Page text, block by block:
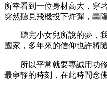
所幸看到一位身材高大，穿
突然聽見飛機投下炸彈，轟
聽完小女兒所說的夢，
國家，多年來的信仰也許將
所以平常就要專誠用功
最寧靜的時刻，在此時間念